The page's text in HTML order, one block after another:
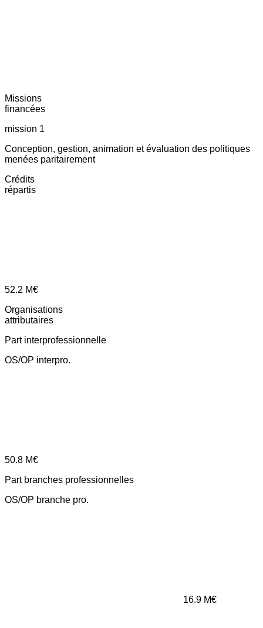
Missions
financées
mission 1
Conception, gestion, animation et évaluation des politiques
menées paritairement
Crédits
répartis
52.2 M€
Organisations
attributaires
Part interprofessionnelle
OS/OP interpro.
50.8 M€
Part branches professionnelles
OS/OP branche pro.
16.9 M€